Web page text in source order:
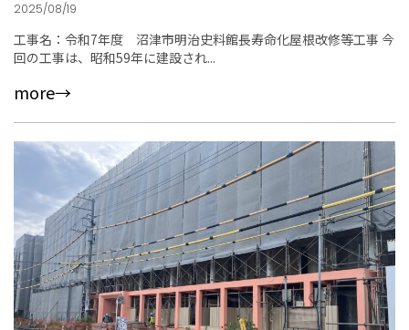
2025/08/19
工事名：令和7年度 沼津市明治史料館長寿命化屋根改修等工事 今
回の工事は、昭和59年に建設され...
more→